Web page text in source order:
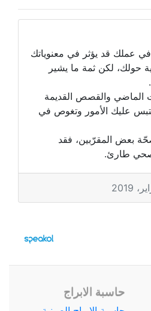
في عملك قد يؤثر في معنوياتك
حولك، لكن ثمة ما يشير
الماضي والقصص القديمة
عليك الأمور وتغوص في
بعض المقرّبين، فقد
طارئ.
حاسبة الابراج